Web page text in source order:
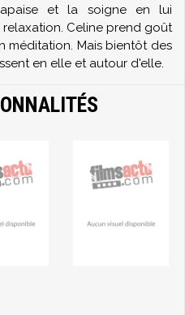
et la soigne en lui
Celine prend goût
méditation. Mais bientôt des
en elle et autour d'elle.